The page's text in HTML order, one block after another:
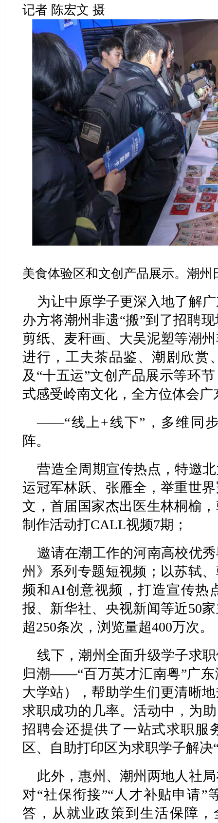
记者 陈宏文 摄
美食体验区和文创产品展示。潮
为让中原学子更深入地了解
办方将潮州非遗“搬”到了招聘
剪纸、麦秆画、大吴泥塑等潮
进行，工夫茶品鉴、潮剧欣赏
及“十五运”文创产品展示等环
式感受岭南文化，全方位体会
——“线上+线下”，多维同
阵。
营造全周期宣传热点，特邀
运冠军林跃、张雁全，举重世
文，首届国家杰出医生林桐榆
制作活动打CALL视频7期；
邀请在潮工作的河南高校优
州》系列专题短视频；以苏轼
频和AI创意视频，打造宣传热
报、新华社、央视新闻等近50
超250条次，浏览量超400万次。
线下，潮州全面升级学子求
归潮——“百万英才汇南粤”广
大学站），帮助学生们更清晰
求职成功的几率。活动中，为
招聘会还提供了一站式求职服
区、自助打印区为求职学子解决
此外，惠州、潮州两地人社
对“社保衔接”“人才补贴申请”
答，从就业政策到生活保障